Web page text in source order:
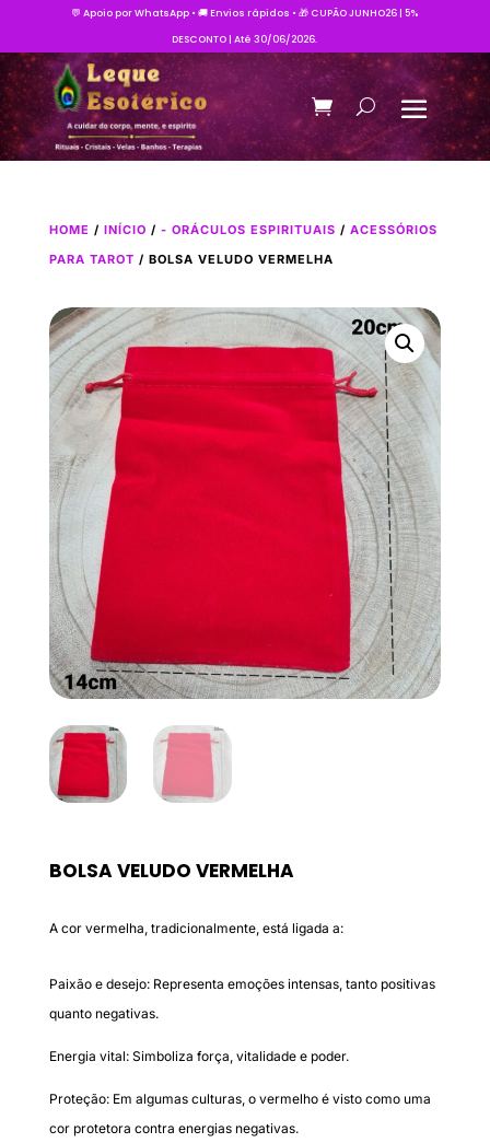
💬 Apoio por WhatsApp • 🚚 Envios rápidos • 🎁 CUPÃO JUNHO26 | 5%
DESCONTO | Até 30/06/2026.
HOME / INÍCIO / - ORÁCULOS ESPIRITUAIS / ACESSÓRIOS
PARA TAROT / BOLSA VELUDO VERMELHA
BOLSA VELUDO VERMELHA
A cor vermelha, tradicionalmente, está ligada a:
Paixão e desejo: Representa emoções intensas, tanto positivas
quanto negativas.
Energia vital: Simboliza força, vitalidade e poder.
Proteção: Em algumas culturas, o vermelho é visto como uma
cor protetora contra energias negativas.